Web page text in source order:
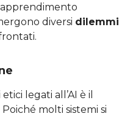
apprendimento
diversi dilemmi
legati all’AI è il
Poiché molti sistemi si